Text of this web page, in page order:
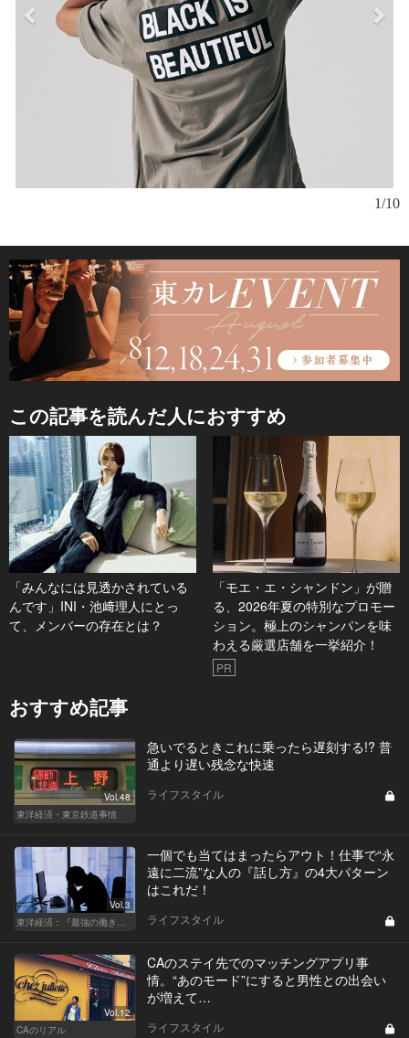
1/10
この記事を読んだ人におすすめ
「みんなには見透かされている
んです」INI・池﨑理人にとっ
て、メンバーの存在とは？
「モエ・エ・シャンドン」が贈
る、2026年夏の特別なプロモー
ション。極上のシャンパンを味
わえる厳選店舗を一挙紹介！
PR
おすすめ記事
Vol.48
東洋経済・東京鉄道事情
急いでるときこれに乗ったら遅刻する!? 普
通より遅い残念な快速
ライフスタイル
Vol.3
東洋経済：『最強の働き方』『一流の育て方』
一個でも当てはまったらアウト！仕事で“永
遠に二流”な人の『話し方』の4大パターン
はこれだ！
ライフスタイル
Vol.12
CAのリアル
CAのステイ先でのマッチングアプリ事
情。“あのモード”にすると男性との出会い
が増えて…
ライフスタイル